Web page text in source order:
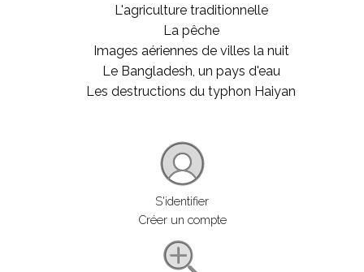
L'agriculture traditionnelle
La pêche
Images aériennes de villes la nuit
Le Bangladesh, un pays d'eau
Les destructions du typhon Haiyan
S'identifier
Créer un compte